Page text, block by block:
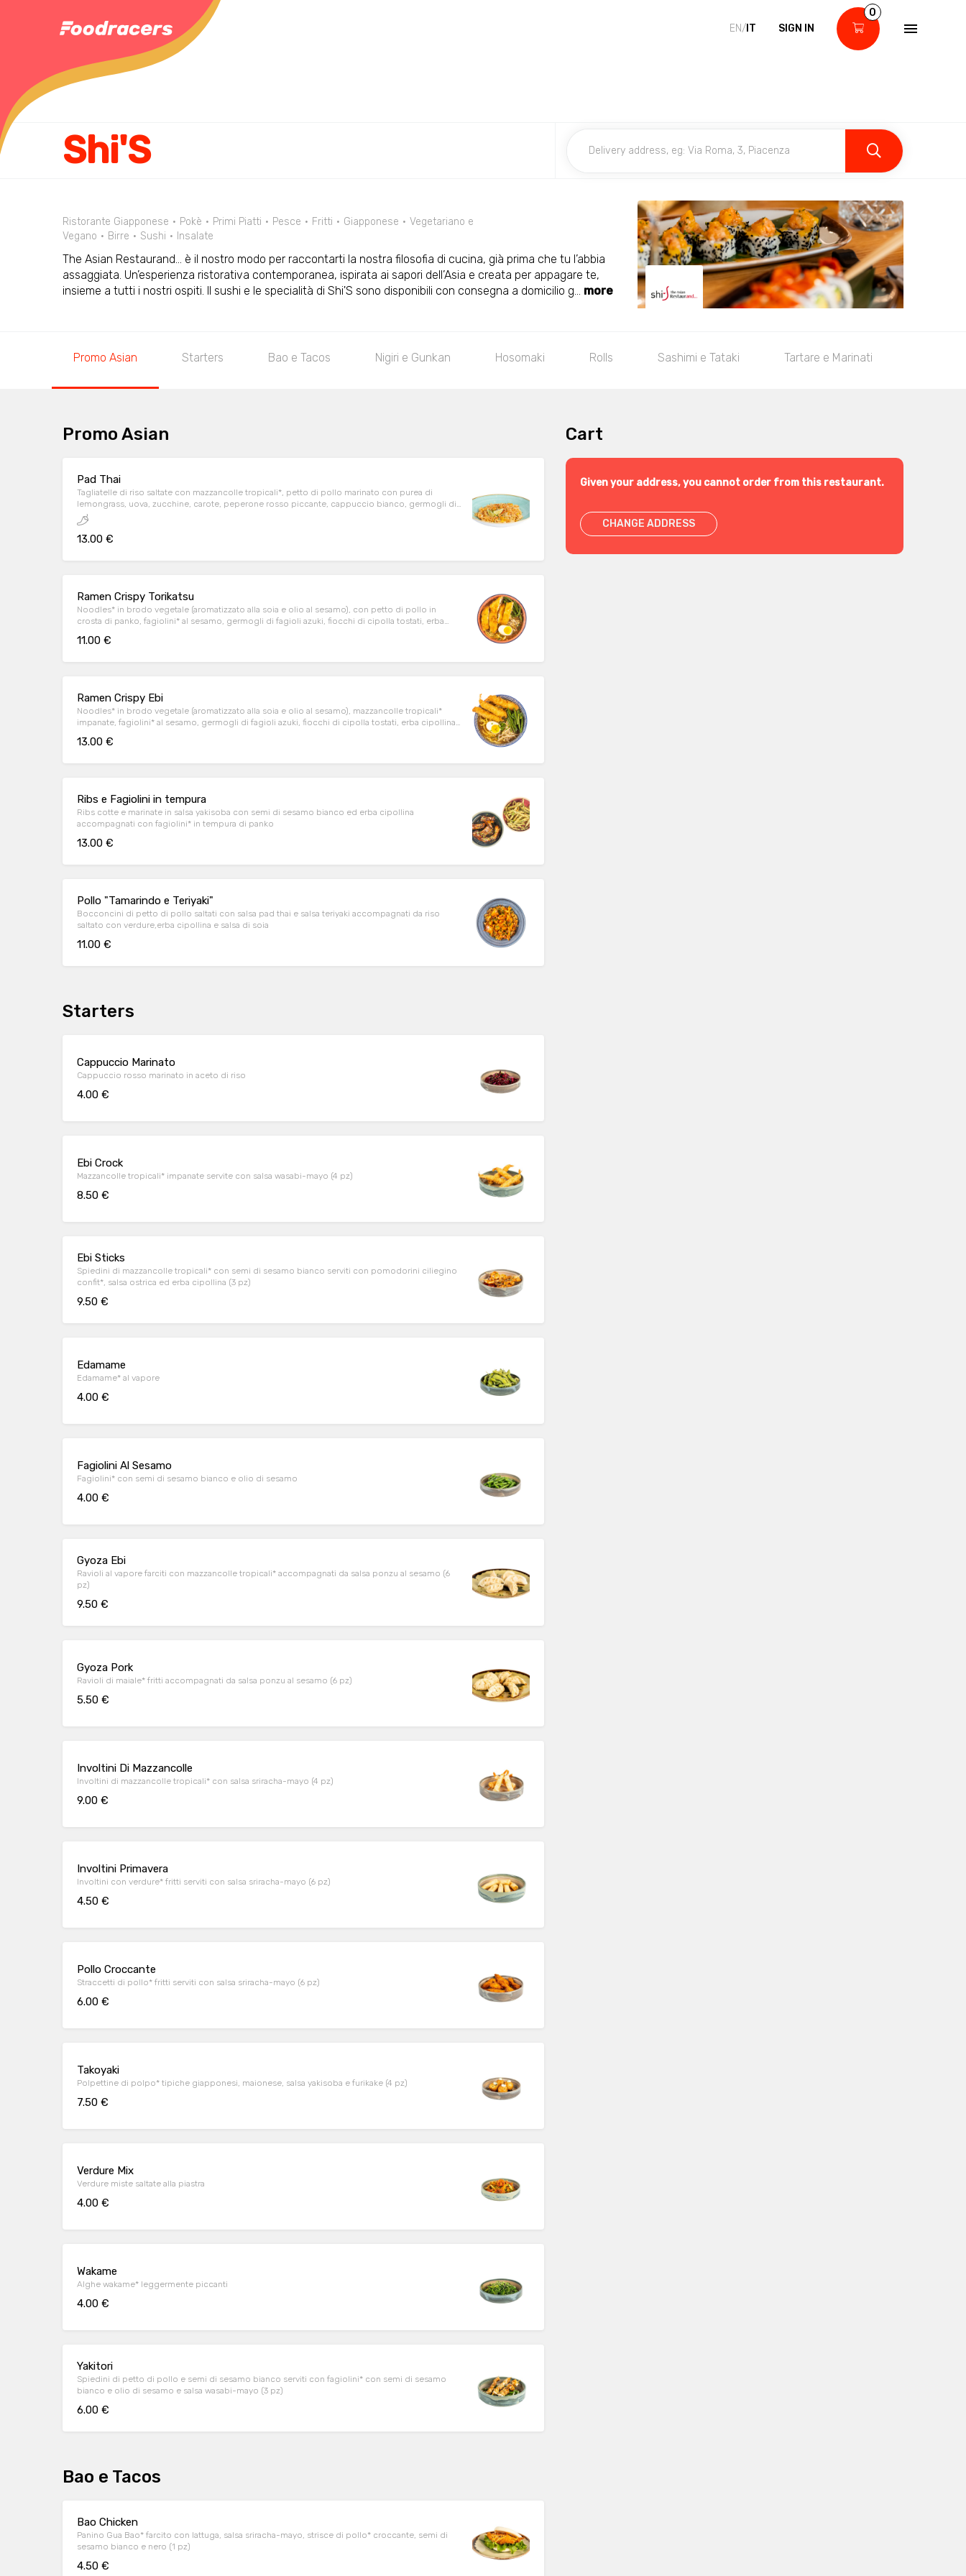
EN/ IT SIGN IN
0
Shi'S
Ristorante Giapponese Pokè Primi Piatti Pesce Fritti Giapponese
Vegetariano e
Vegano
Birre Sushi Insalate
The Asian Restaurand... è il nostro modo per raccontarti la nostra filosofia di cucina, già prima che tu l’abbia
assaggiata. Un’esperienza ristorativa contemporanea, ispirata ai sapori dell’Asia e creata per appagare te,
insieme a tutti i nostri ospiti. Il sushi e le specialità di Shi'S sono disponibili con consegna a domicilio g... more
Promo Asian Starters Bao e Tacos Nigiri e Gunkan Hosomaki Rolls Sashimi e Tataki Tartare e Marinati
Promo Asian
Pad Thai
Tagliatelle di riso saltate con mazzancolle tropicali*, petto di pollo marinato con purea di
lemongrass, uova, zucchine, carote, peperone rosso piccante, cappuccio bianco, germogli di
fagioli azuki, salsa ostrica, salsa di soia, granella di arachidi, peperoncino frantumato, erba
cipollina e lime
13.00 €
Ramen Crispy Torikatsu
Noodles* in brodo vegetale (aromatizzato alla soia e olio al sesamo), con petto di pollo in
crosta di panko, fagiolini* al sesamo, germogli di fagioli azuki, fiocchi di cipolla tostati, erba
11.00 €
Ramen Crispy Ebi
Noodles* in brodo vegetale (aromatizzato alla soia e olio al sesamo), mazzancolle tropicali*
impanate, fagiolini* al sesamo, germogli di fagioli azuki, fiocchi di cipolla tostati, erba cipollina
13.00 €
Ribs e Fagiolini in tempura
Ribs cotte e marinate in salsa yakisoba con semi di sesamo bianco ed erba cipollina
accompagnati con fagiolini* in tempura di panko
13.00 €
Pollo "Tamarindo e Teriyaki"
Bocconcini di petto di pollo saltati con salsa pad thai e salsa teriyaki accompagnati da riso
saltato con verdure,erba cipollina e salsa di soia
11.00 €
Starters
Cappuccio Marinato
Cappuccio rosso marinato in aceto di riso
4.00 €
Ebi Crock
Mazzancolle tropicali* impanate servite con salsa wasabi-mayo (4 pz)
8.50 €
Ebi Sticks
Spiedini di mazzancolle tropicali* con semi di sesamo bianco serviti con pomodorini ciliegino
confit*, salsa ostrica ed erba cipollina (3 pz)
9.50 €
Edamame
Edamame* al vapore
4.00 €
Fagiolini Al Sesamo
Fagiolini* con semi di sesamo bianco e olio di sesamo
4.00 €
Gyoza Ebi
Ravioli al vapore farciti con mazzancolle tropicali* accompagnati da salsa ponzu al sesamo (6
pz)
9.50 €
Gyoza Pork
Ravioli di maiale* fritti accompagnati da salsa ponzu al sesamo (6 pz)
5.50 €
Involtini Di Mazzancolle
Involtini di mazzancolle tropicali* con salsa sriracha-mayo (4 pz)
9.00 €
Involtini Primavera
Involtini con verdure* fritti serviti con salsa sriracha-mayo (6 pz)
4.50 €
Pollo Croccante
Straccetti di pollo* fritti serviti con salsa sriracha-mayo (6 pz)
6.00 €
Takoyaki
Polpettine di polpo* tipiche giapponesi, maionese, salsa yakisoba e furikake (4 pz)
7.50 €
Verdure Mix
Verdure miste saltate alla piastra
4.00 €
Wakame
Alghe wakame* leggermente piccanti
4.00 €
Yakitori
Spiedini di petto di pollo e semi di sesamo bianco serviti con fagiolini* con semi di sesamo
bianco e olio di sesamo e salsa wasabi-mayo (3 pz)
6.00 €
Bao e Tacos
Bao Chicken
Panino Gua Bao* farcito con lattuga, salsa sriracha-mayo, strisce di pollo* croccante, semi di
sesamo bianco e nero (1 pz)
4.50 €
Cart
Given your address, you cannot order from this restaurant.
CHANGE ADDRESS